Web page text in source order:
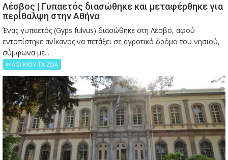
Λέσβος | Γυπαετός διασώθηκε και μεταφέρθηκε για
περίθαλψη στην Αθήνα
Ένας γυπαετός (Gyps fulvus) διασώθηκε στη Λέσβο, αφού
εντοπίστηκε ανίκανος να πετάξει σε αγροτικό δρόμο του νησιού,
σύμφωνα με...
ΦΙΛΟΙ ΜΟΥ ΤΑ ΖΩΑ